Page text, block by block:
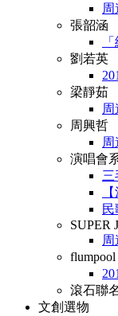
張韶涵
劉若英
梁靜茹
周興哲
演唱會
三
民
SUPER
滾石聯
文創選物